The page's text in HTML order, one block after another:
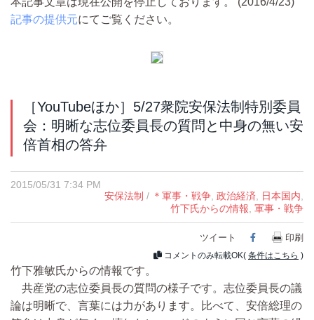
記事の提供元にてご覧ください。
［YouTubeほか］5/27衆院安保法制特別委員
会：明晰な志位委員長の質問と中身の無い安
倍首相の答弁
2015/05/31 7:34 PM
安保法制 / ＊軍事・戦争 政治経済 日本国内
竹下氏からの情報 軍事・戦争
ツイート Facebook
印刷
コメントのみ転載OK( 条件はこちら )
竹下雅敏氏からの情報です。
共産党の志位委員長の質問の様子です。志位委員長の議
論は明晰で、言葉には力があります。比べて、安倍総理の